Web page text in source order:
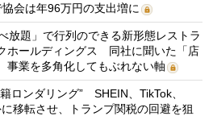
会は年96万円の支出増に
放題」で行列のできる新形態レストラ
ホールディングス 同社に聞いた「店
事業を多角化してもぶれない軸
ロンダリング” SHEIN、TikTok、
移転させ、トランプ関税の回避を狙